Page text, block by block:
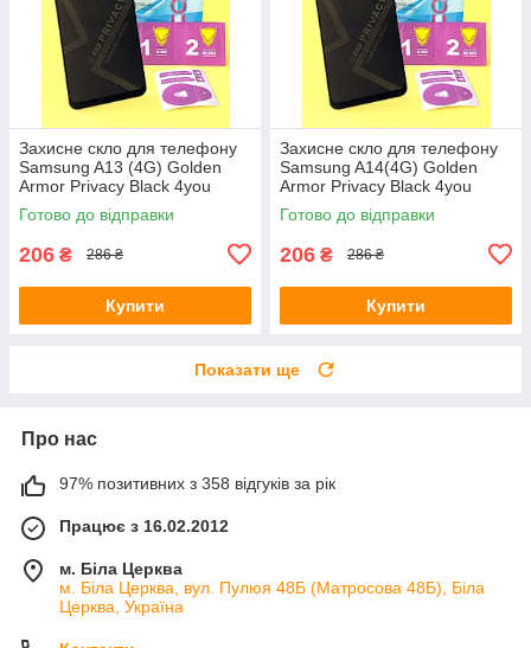
Захисне скло для телефону
Samsung A13 (4G) Golden
Armor Privacy Black 4you
Готово до відправки
206 ₴ 286 ₴
Купити
Захисне скло для телефону
Samsung A14(4G) Golden
Armor Privacy Black 4you
Готово до відправки
206 ₴ 286 ₴
Купити
Показати ще
Про нас
97% позитивних з 358 відгуків за рік
Працює з 16.02.2012
м. Біла Церква
м. Біла Церква, вул. Пулюя 48Б (Матросова 48Б), Біла
Церква, Україна